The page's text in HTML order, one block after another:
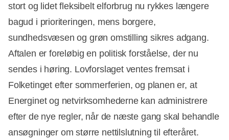
stort og lidet fleksibelt elforbrug nu rykkes længere
bagud i prioriteringen, mens borgere,
sundhedsvæsen og grøn omstilling sikres adgang.
Aftalen er foreløbig en politisk forståelse, der nu
sendes i høring. Lovforslaget ventes fremsat i
Folketinget efter sommerferien, og planen er, at
Energinet og netvirksomhederne kan administrere
efter de nye regler, når de næste gang skal behandle
ansøgninger om større nettilslutning til efteråret.